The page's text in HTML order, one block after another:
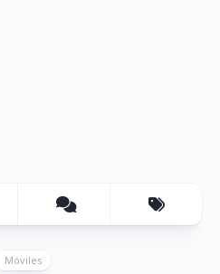
Móviles